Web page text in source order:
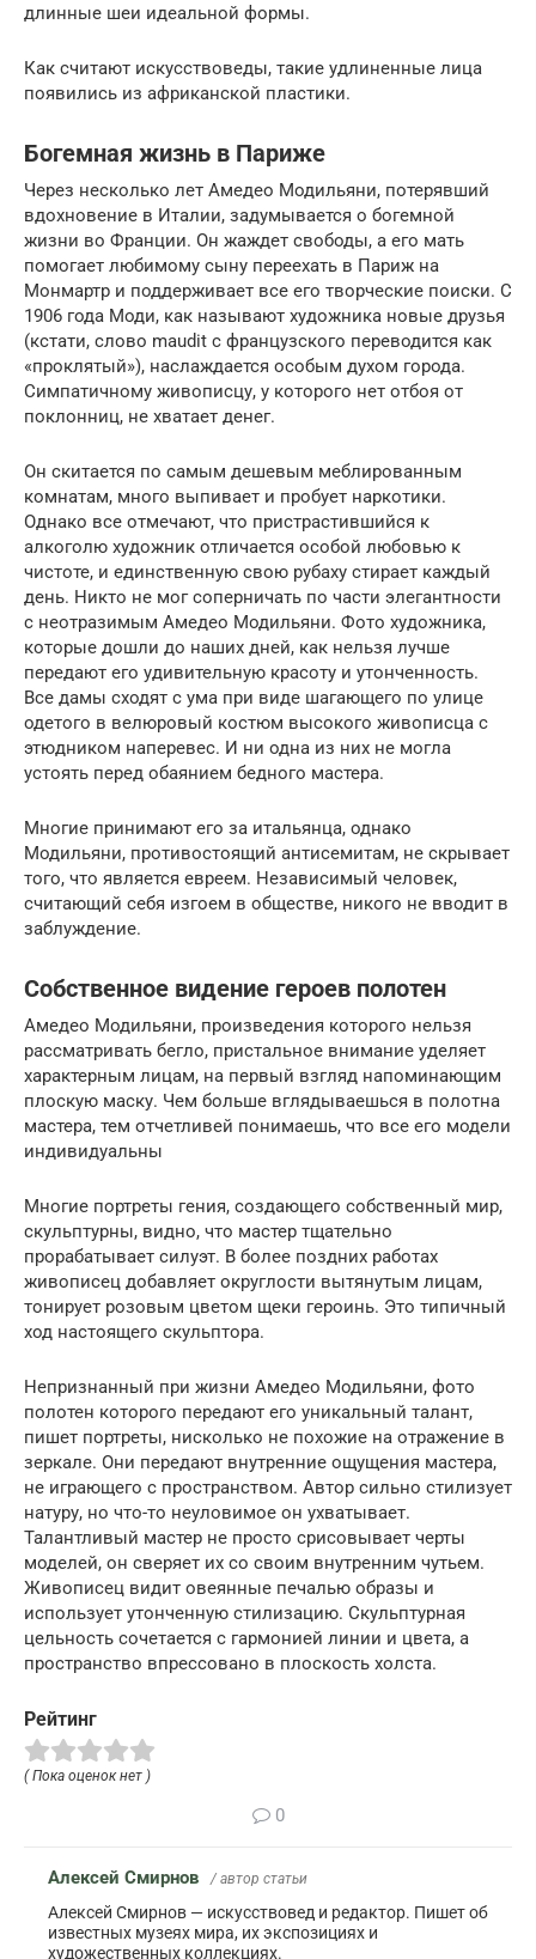
длинные шеи идеальной формы.
Как считают искусствоведы, такие удлиненные лица
появились из африканской пластики.
Богемная жизнь в Париже
Через несколько лет Амедео Модильяни, потерявший
вдохновение в Италии, задумывается о богемной
жизни во Франции. Он жаждет свободы, а его мать
помогает любимому сыну переехать в Париж на
Монмартр и поддерживает все его творческие поиски. С
1906 года Моди, как называют художника новые друзья
(кстати, слово maudit с французского переводится как
«проклятый»), наслаждается особым духом города.
Симпатичному живописцу, у которого нет отбоя от
поклонниц, не хватает денег.
Он скитается по самым дешевым меблированным
комнатам, много выпивает и пробует наркотики.
Однако все отмечают, что пристрастившийся к
алкоголю художник отличается особой любовью к
чистоте, и единственную свою рубаху стирает каждый
день. Никто не мог соперничать по части элегантности
с неотразимым Амедео Модильяни. Фото художника,
которые дошли до наших дней, как нельзя лучше
передают его удивительную красоту и утонченность.
Все дамы сходят с ума при виде шагающего по улице
одетого в велюровый костюм высокого живописца с
этюдником наперевес. И ни одна из них не могла
устоять перед обаянием бедного мастера.
Многие принимают его за итальянца, однако
Модильяни, противостоящий антисемитам, не скрывает
того, что является евреем. Независимый человек,
считающий себя изгоем в обществе, никого не вводит в
заблуждение.
Собственное видение героев полотен
Амедео Модильяни, произведения которого нельзя
рассматривать бегло, пристальное внимание уделяет
характерным лицам, на первый взгляд напоминающим
плоскую маску. Чем больше вглядываешься в полотна
мастера, тем отчетливей понимаешь, что все его модели
индивидуальны
Многие портреты гения, создающего собственный мир,
скульптурны, видно, что мастер тщательно
прорабатывает силуэт. В более поздних работах
живописец добавляет округлости вытянутым лицам,
тонирует розовым цветом щеки героинь. Это типичный
ход настоящего скульптора.
Непризнанный при жизни Амедео Модильяни, фото
полотен которого передают его уникальный талант,
пишет портреты, нисколько не похожие на отражение в
зеркале. Они передают внутренние ощущения мастера,
не играющего с пространством. Автор сильно стилизует
натуру, но что-то неуловимое он ухватывает.
Талантливый мастер не просто срисовывает черты
моделей, он сверяет их со своим внутренним чутьем.
Живописец видит овеянные печалью образы и
использует утонченную стилизацию. Скульптурная
цельность сочетается с гармонией линии и цвета, а
пространство впрессовано в плоскость холста.
Рейтинг
( Пока оценок нет )
0
Алексей Смирнов / автор статьи
Алексей Смирнов — искусствовед и редактор. Пишет об
известных музеях мира, их экспозициях и
художественных коллекциях.